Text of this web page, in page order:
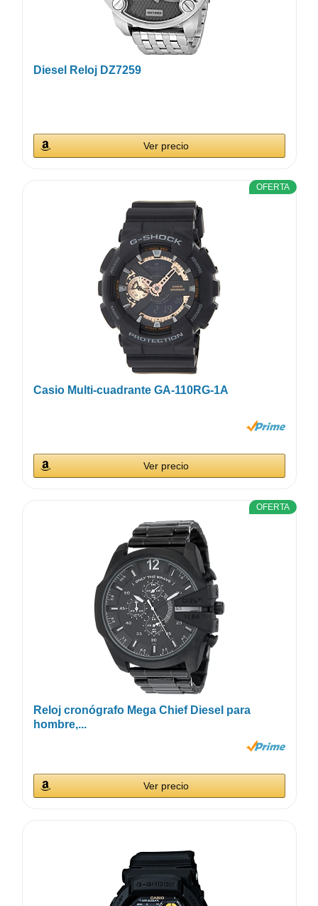
Diesel Reloj DZ7259
Ver precio
OFERTA
Casio Multi-cuadrante GA-110RG-1A
Ver precio
OFERTA
Reloj cronógrafo Mega Chief Diesel para
hombre,...
Ver precio